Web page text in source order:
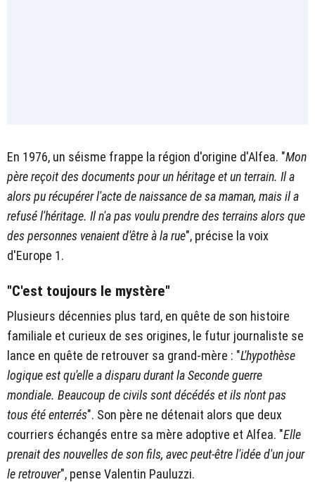
En 1976, un séisme frappe la région d'origine d'Alfea. "Mon
père reçoit des documents pour un héritage et un terrain. Il a
alors pu récupérer l'acte de naissance de sa maman, mais il a
refusé l'héritage. Il n'a pas voulu prendre des terrains alors que
des personnes venaient d'être à la rue", précise la voix
d'Europe 1.
"C'est toujours le mystère"
Plusieurs décennies plus tard, en quête de son histoire
familiale et curieux de ses origines, le futur journaliste se
lance en quête de retrouver sa grand-mère : "L'hypothèse
logique est qu'elle a disparu durant la Seconde guerre
mondiale. Beaucoup de civils sont décédés et ils n'ont pas
tous été enterrés". Son père ne détenait alors que deux
courriers échangés entre sa mère adoptive et Alfea. "Elle
prenait des nouvelles de son fils, avec peut-être l'idée d'un jour
le retrouver", pense Valentin Pauluzzi.